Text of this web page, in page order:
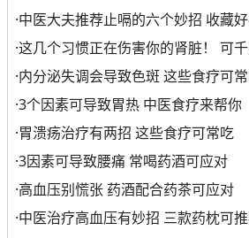
·中医大夫推荐止嗝的六个妙招 收藏
·这几个习惯正在伤害你的肾脏！ 可
·内分泌失调会导致色斑 这些食疗可
·3个因素可导致胃热 中医食疗来帮你
·胃溃疡治疗有两招 这些食疗可常吃
·3因素可导致腰痛 常喝药酒可应对
·高血压别慌张 药酒配合药茶可应对
·中医治疗高血压有妙招 三款药枕可